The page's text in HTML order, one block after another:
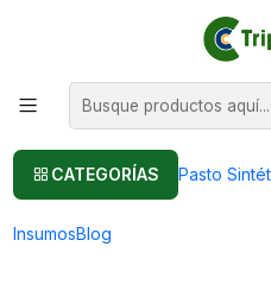
CATEGORÍAS Pasto
InsumosBlog
Pasto sintético
Césped Artificial ULTRA de
Césped Artificial
Torchgrass:
Deportiva